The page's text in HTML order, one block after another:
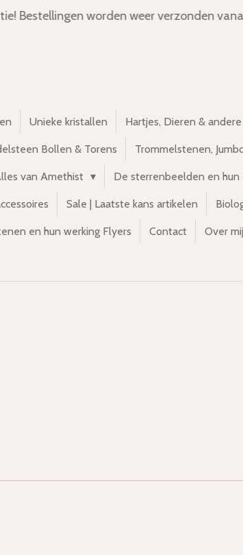
Bestellingen worden weer verzonden
Unieke kristallen Hartjes, Dieren &
Bollen & Torens Trommelstenen,
van Amethist De sterrenbeelden en
Sale | Laatste kans artikelen
en hun werking Flyers Contact Over mij